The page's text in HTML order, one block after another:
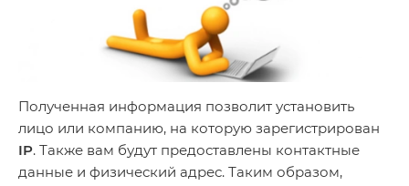
Полученная информация позволит установить
лицо или компанию, на которую зарегистрирован
IP. Также вам будут предоставлены контактные
данные и физический адрес. Таким образом,